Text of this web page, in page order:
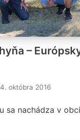
–
4. októbra 2016
sa nachádza v